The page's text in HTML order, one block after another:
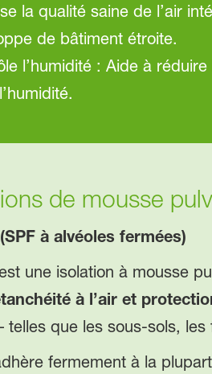
la qualité saine de l’air
de bâtiment étroite.
l’humidité : Aide à
de mousse
(SPF à alvéoles fermées)
une isolation à mousse
à l’air et
telles que les sous-sols,
fermement à la